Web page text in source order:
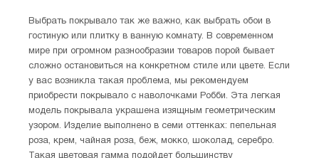
Выбрать покрывало так же важно, как выбрать обои в
гостиную или плитку в ванную комнату. В современном
мире при огромном разнообразии товаров порой бывает
сложно остановиться на конкретном стиле или цвете. Если
у вас возникла такая проблема, мы рекомендуем
приобрести покрывало с наволочками Робби. Эта легкая
модель покрывала украшена изящным геометрическим
узором. Изделие выполнено в семи оттенках: пепельная
роза, крем, чайная роза, беж, мокко, шоколад, серебро.
Такая цветовая гамма подойдет большинству